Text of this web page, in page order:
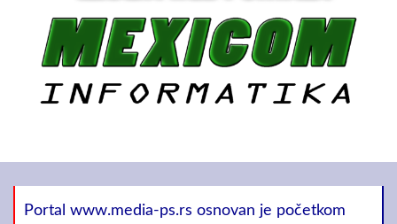
Portal www.media-ps.rs osnovan je početkom